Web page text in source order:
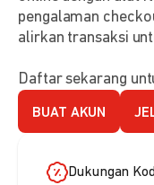
pengalaman
alirkan transaksi
Daftar sekarang
BUAT AKUN
Dukungan